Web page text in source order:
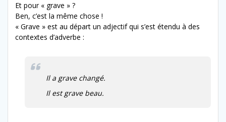
Et pour « grave » ?
Ben, c’est la même chose !
« Grave » est au départ un adjectif qui s’est étendu à des
contextes d’adverbe :
Il a grave changé.
Il est grave beau.